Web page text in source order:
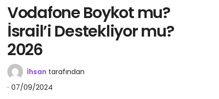
Vodafone Boykot mu?
İsrail’i Destekliyor mu?
2026
İhsan tarafından
07/09/2024